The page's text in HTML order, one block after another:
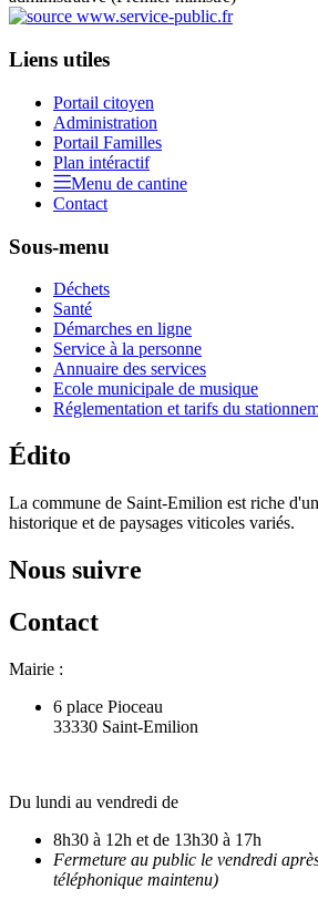
Liens utiles
Portail citoyen
Administration
Portail Familles
Plan intéractif
Menu de cantine
Contact
Sous-menu
Déchets
Santé
Démarches en ligne
Service à la personne
Annuaire des services
Ecole municipale de musique
Réglementation et tarifs du
Édito
La commune de Saint-Emilion est riche
historique et de paysages viticoles variés.
Nous suivre
Contact
Mairie :
6 place Pioceau
33330 Saint-Emilion
Du lundi au vendredi de
8h30 à 12h et de 13h30 à 17h
Fermeture au public le vendredi
téléphonique maintenu)